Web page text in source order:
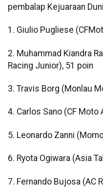
pembalap Kejuaraan
1. Giulio Pugliese
2. Muhammad Kiandra
Racing Junior), 51 poin
3. Travis Borg (Monlau
4. Carlos Sano (CF Moto
5. Leonardo Zanni
6. Ryota Ogiwara (Asia
7. Fernando Bujosa (AC